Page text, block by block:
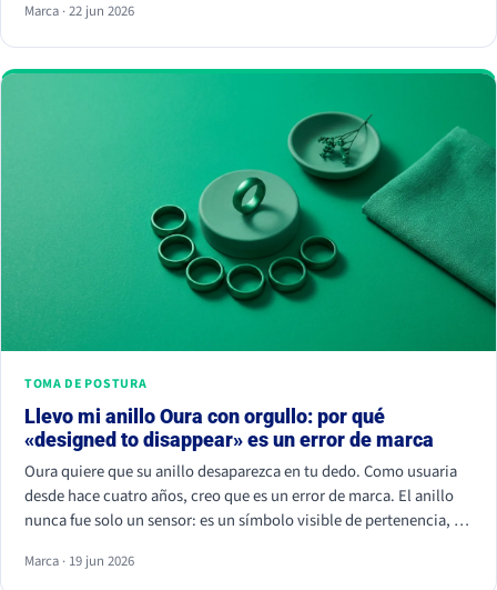
por elegirte: Kantar calcula que las marcas percibidas como
significativamente diferentes consiguen que se pague hasta un
38% más.
Marca · 22 jun 2026
TOMA DE POSTURA
Llevo mi anillo Oura con orgullo: por qué
«designed to disappear» es un error de marca
Oura quiere que su anillo desaparezca en tu dedo. Como usuaria
desde hace cuatro años, creo que es un error de marca. El anillo
nunca fue solo un sensor: es un símbolo visible de pertenencia, un
símbolo, apagas a la comunidad que lo hizo valer.
Marca · 19 jun 2026